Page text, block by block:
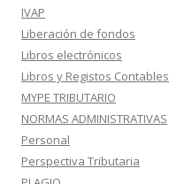
IVAP
Liberación de fondos
Libros electrónicos
Libros y Registos Contables
MYPE TRIBUTARIO
NORMAS ADMINISTRATIVAS
Personal
Perspectiva Tributaria